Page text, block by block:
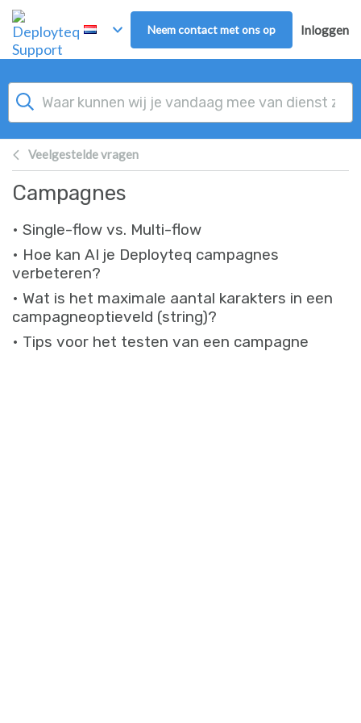
Overslaan naar hoofdinhoud
Neem contact met ons op Inloggen
Veelgestelde vragen
Campagnes
• Single-flow vs. Multi-flow
• Hoe kan AI je Deployteq campagnes
verbeteren?
• Wat is het maximale aantal karakters in een
campagneoptieveld (string)?
• Tips voor het testen van een campagne